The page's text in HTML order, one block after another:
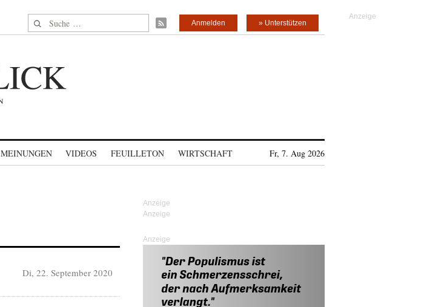
Suche nach: » Unterstützen
Anmelden
MEINUNGEN VIDEOS FEUILLETON WIRTSCHAFT Fr, 7. Aug 2026
Di, 22. September 2020
Anzeige